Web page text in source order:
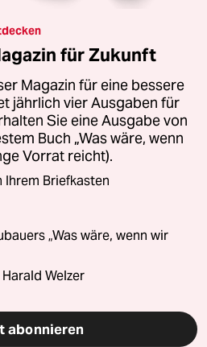
für Zukunft
Magazin für eine bessere
jährlich vier Ausgaben für
Sie eine Ausgabe von
Buch „Was wäre, wenn
Vorrat reicht).
Ihrem Briefkasten
„Was wäre, wenn wir
Welzer
abonnieren